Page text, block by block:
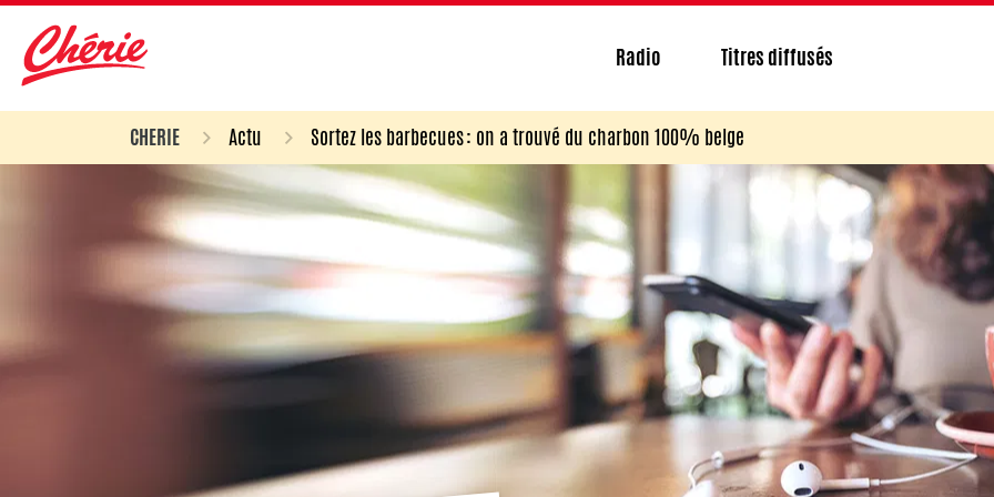
Radio Titres diffusés
CHERIE Actu Sortez les barbecues : on a trouvé du charbon 100% belge